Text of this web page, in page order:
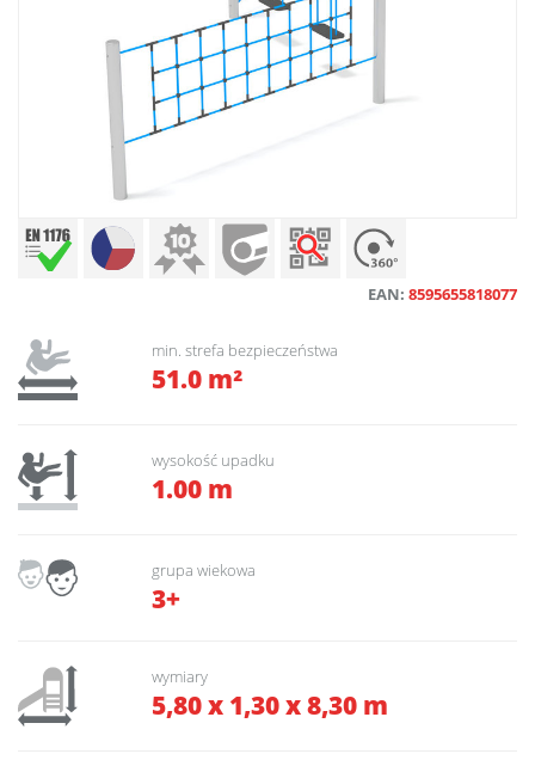
EAN: 8595655818077
min. strefa bezpieczeństwa
51.0 m²
wysokość upadku
1.00 m
grupa wiekowa
3+
wymiary
5,80 x 1,30 x 8,30 m